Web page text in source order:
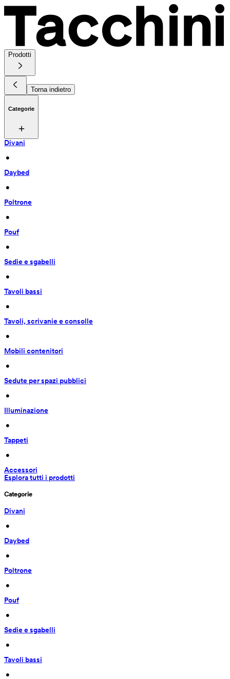
Prodotti
Torna indietro
Categorie
Divani
•
Daybed
•
Poltrone
•
Pouf
•
Sedie e sgabelli
•
Tavoli bassi
•
Tavoli, scrivanie e consolle
•
Mobili contenitori
•
Sedute per spazi pubblici
•
Illuminazione
•
Tappeti
•
Accessori
Esplora tutti i prodotti
Categorie
Divani
•
Daybed
•
Poltrone
•
Pouf
•
Sedie e sgabelli
•
Tavoli bassi
•